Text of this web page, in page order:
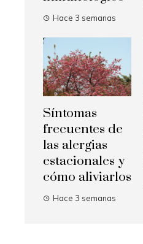
Hace 3 semanas
Síntomas
frecuentes de
las alergias
estacionales y
cómo aliviarlos
Hace 3 semanas